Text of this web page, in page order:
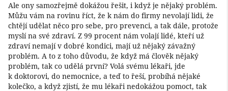
Ale ony samozřejmě dokážou řešit, i když je nějaký problém.
Můžu vám na rovinu říct, že k nám do firmy nevolají lidi, že
chtějí udělat něco pro sebe, pro prevenci, a tak dále, protože
myslí na své zdraví. Z 99 procent nám volají lidé, kteří už
zdraví nemají v dobré kondici, mají už nějaký závažný
problém. A to z toho důvodu, že když má člověk nějaký
problém, tak co udělá první? Volá svému lékaři, jde
k doktorovi, do nemocnice, a teď to řeší, probíhá nějaké
kolečko, a když zjistí, že mu lékaři nedokážou pomoct, tak